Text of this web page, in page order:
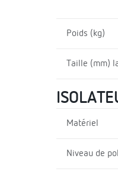
Poids (kg)
Taille (mm)
Matériel
Niveau de